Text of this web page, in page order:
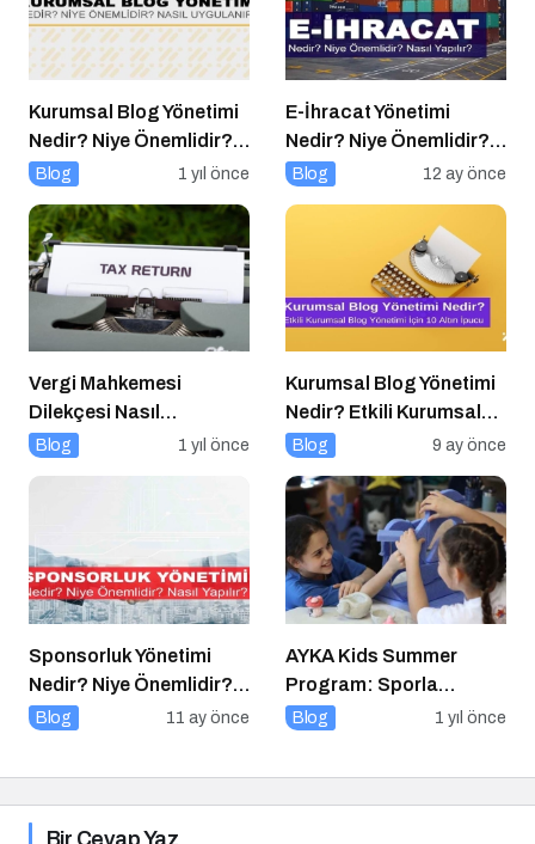
Kurumsal Blog Yönetimi
Nedir? Niye Önemlidir?
Kurumsal Blog Yönetimi
Blog 1 yıl önce
E-İhracat Yönetimi
Nedir? Niye Önemlidir?
Nasıl Yapılır?
Blog 12 ay önce
Vergi Mahkemesi
Dilekçesi Nasıl
Hazırlanır?
Blog 1 yıl önce
Kurumsal Blog Yönetimi
Nedir? Etkili Kurumsal
Blog Yönetimi için 10
Blog 9 ay önce
Sponsorluk Yönetimi
Nedir? Niye Önemlidir?
Nasıl Yapılır?
Blog 11 ay önce
AYKA Kids Summer
Program: Sporla
Geleceğe Yönelik Bir
Blog 1 yıl önce
Bir Cevap Yaz